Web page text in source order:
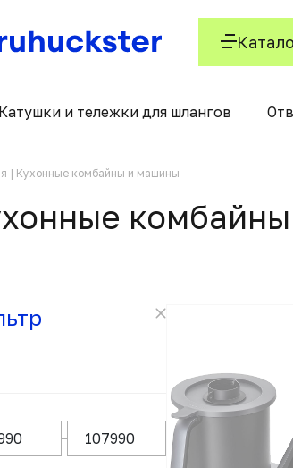
Катушки и тележки для шлангов
Кухонные комбайны и машины